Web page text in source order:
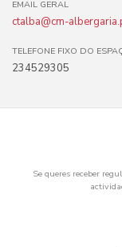
EMAIL GERAL
ctalba@cm-
TELEFONE FIXO DO
234529305
Se queres receber